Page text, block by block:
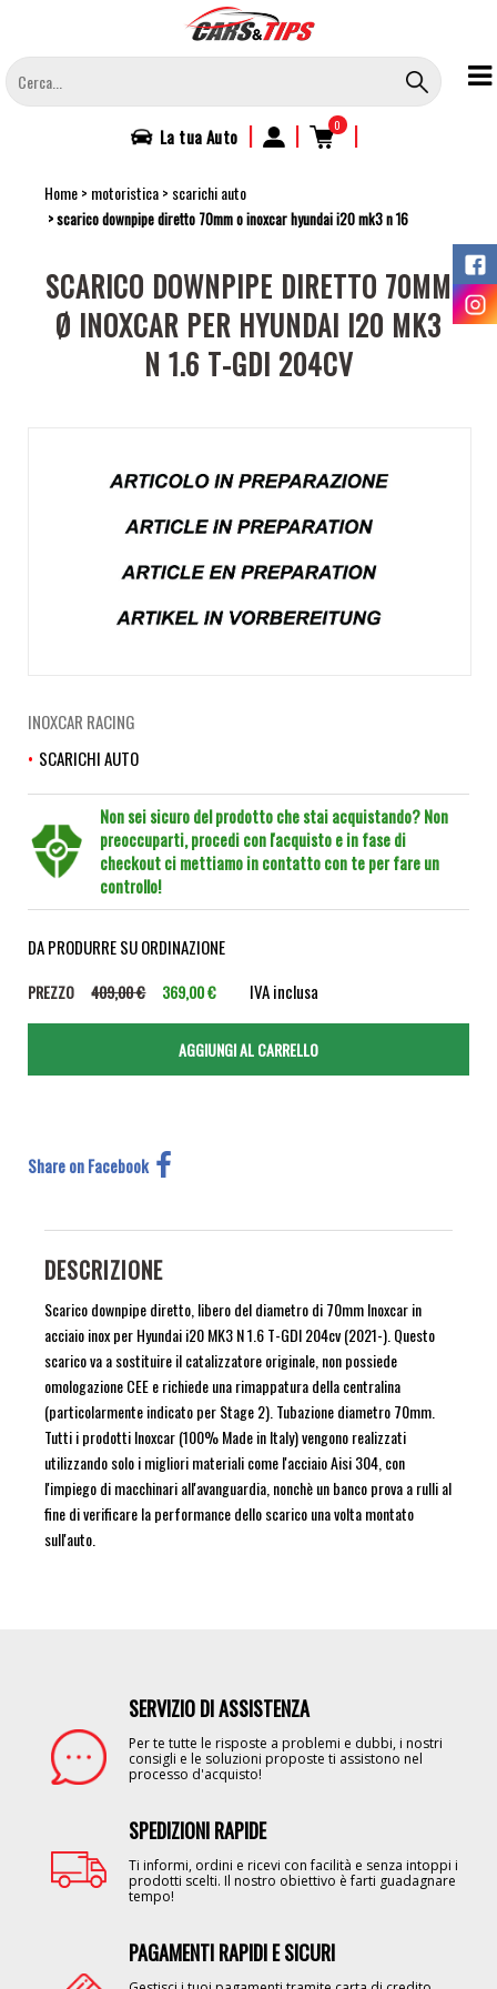
contenuto
principale
La tuaAuto | | 0 |
Home motoristica scarichi auto
scarico downpipe diretto 70mm o inoxcar hyundai i20 mk3 n 16
SCARICO DOWNPIPE DIRETTO 70MM
Ø INOXCAR PER HYUNDAI I20 MK3
N 1.6 T-GDI 204CV
INOXCAR RACING
SCARICHI AUTO
Non sei sicuro del prodotto che stai acquistando? Non
preoccuparti, procedi con l'acquisto e in fase di
checkout ci mettiamo in contatto con te per fare un
controllo!
DA PRODURRE SU ORDINAZIONE
PREZZO 409,00 € 369,00 € IVA inclusa
Share on Facebook
DESCRIZIONE
Scarico downpipe diretto, libero del diametro di 70mm Inoxcar in
acciaio inox per Hyundai i20 MK3 N 1.6 T-GDI 204cv (2021-). Questo
scarico va a sostituire il catalizzatore originale, non possiede
omologazione CEE e richiede una rimappatura della centralina
(particolarmente indicato per Stage 2). Tubazione diametro 70mm.
Tutti i prodotti Inoxcar (100% Made in Italy) vengono realizzati
utilizzando solo i migliori materiali come l'acciaio Aisi 304, con
l'impiego di macchinari all'avanguardia, nonchè un banco prova a rulli al
fine di verificare la performance dello scarico una volta montato
sull'auto.
SERVIZIO DI ASSISTENZA
Per te tutte le risposte a problemi e dubbi, i nostri
consigli e le soluzioni proposte ti assistono nel
processo d'acquisto!
SPEDIZIONI RAPIDE
Ti informi, ordini e ricevi con facilità e senza intoppi i
prodotti scelti. Il nostro obiettivo è farti guadagnare
tempo!
PAGAMENTI RAPIDI E SICURI